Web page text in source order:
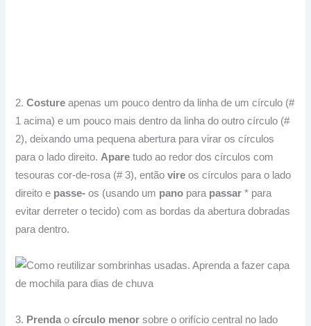
2.Costure apenas um pouco dentro da linha de um círculo (#
1 acima) e um pouco mais dentro da linha do outro círculo (#
2), deixando uma pequena abertura para virar os círculos
para o lado direito. Apare tudo ao redor dos círculos com
tesouras cor-de-rosa (# 3), entãovire os círculos para o lado
direito e passe- os (usando um pano para passar * para
evitar derreter o tecido) com as bordas da abertura dobradas
para dentro.
3. Prenda ocírculo menor sobre o orifício central no lado